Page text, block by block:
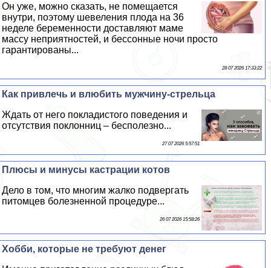
Он уже, можно сказать, не помещается
внутри, поэтому шевеления плода на 36
неделе беременности доставляют маме
массу неприятностей, и бессонные ночи просто
гарантированы...
28 07 2026 17:33:22
Как привлечь и влюбить мужчину-стрельца
Ждать от него покладистого поведения и
отсутствия поклонниц – бесполезно...
27 07 2026 5:57:51
Плюсы и минусы кастрации котов
Дело в том, что многим жалко подвергать
питомцев болезненной процедуре...
26 07 2026 15:58:26
Хобби, которые не требуют денег